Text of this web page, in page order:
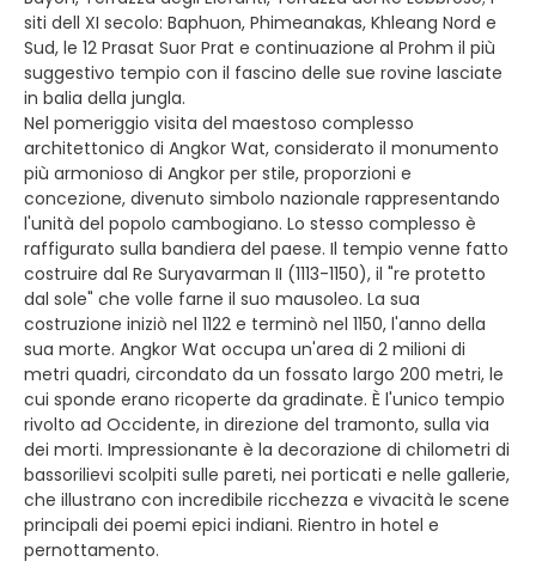
siti dell XI secolo: Baphuon, Phimeanakas, Khleang Nord e
Sud, le 12 Prasat Suor Prat e continuazione al Prohm il più
suggestivo tempio con il fascino delle sue rovine lasciate
in balia della jungla.
Nel pomeriggio visita del maestoso complesso
architettonico di Angkor Wat, considerato il monumento
più armonioso di Angkor per stile, proporzioni e
concezione, divenuto simbolo nazionale rappresentando
l'unità del popolo cambogiano. Lo stesso complesso è
raffigurato sulla bandiera del paese. Il tempio venne fatto
costruire dal Re Suryavarman II (1113-1150), il "re protetto
dal sole" che volle farne il suo mausoleo. La sua
costruzione iniziò nel 1122 e terminò nel 1150, l'anno della
sua morte. Angkor Wat occupa un'area di 2 milioni di
metri quadri, circondato da un fossato largo 200 metri, le
cui sponde erano ricoperte da gradinate. È l'unico tempio
rivolto ad Occidente, in direzione del tramonto, sulla via
dei morti. Impressionante è la decorazione di chilometri di
bassorilievi scolpiti sulle pareti, nei porticati e nelle gallerie,
che illustrano con incredibile ricchezza e vivacità le scene
principali dei poemi epici indiani. Rientro in hotel e
pernottamento.